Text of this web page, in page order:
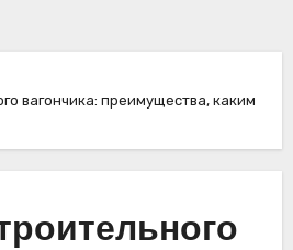
вагончика: преимущества, каким